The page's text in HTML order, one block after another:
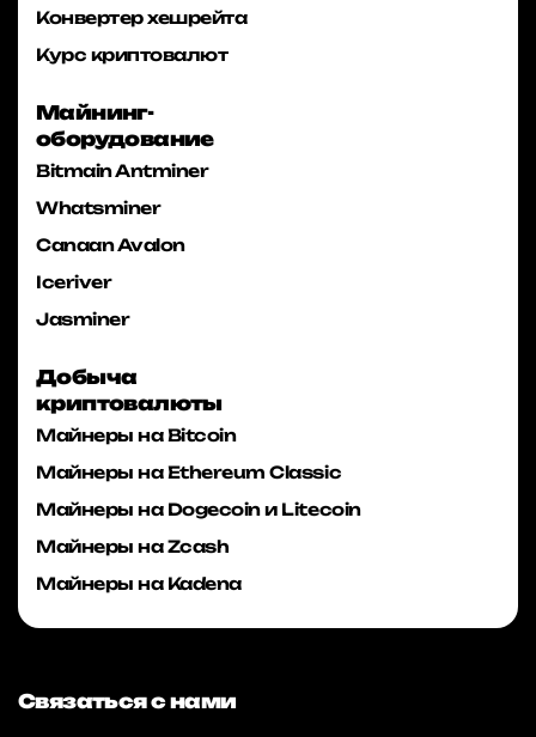
Конвертер хешрейта
Курс криптовалют
Майнинг-
оборудование
Bitmain Antminer
Whatsminer
Canaan Avalon
Iceriver
Jasminer
Добыча
криптовалюты
Майнеры на Bitcoin
Майнеры на Ethereum Classic
Майнеры на Dogecoin и Litecoin
Майнеры на Zcash
Майнеры на Kadena
Связаться с нами